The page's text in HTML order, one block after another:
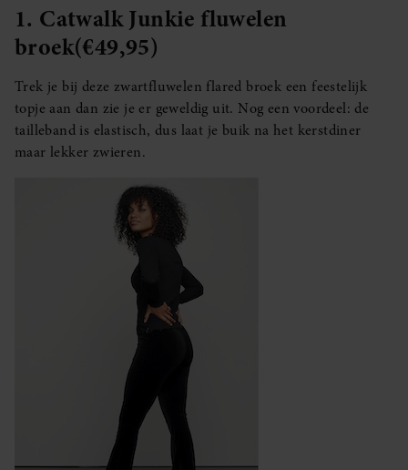
1. Catwalk Junkie fluwelen
broek(€49,95)
Trek je bij deze zwartfluwelen flared broek een feestelijk
topje aan dan zie je er geweldig uit. Nog een voordeel: de
tailleband is elastisch, dus laat je buik na het kerstdiner
maar lekker zwieren.